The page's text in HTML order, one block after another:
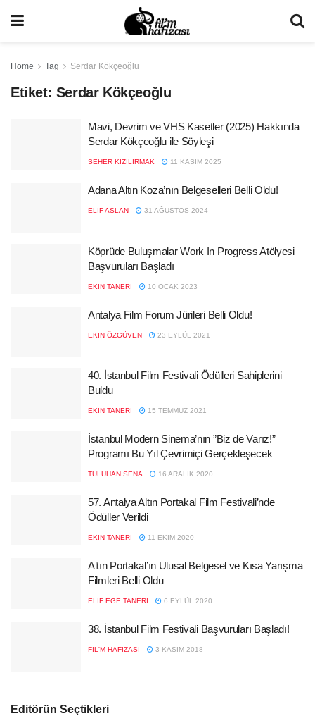
Home Tag Serdar Kökçeoğlu
Etiket: Serdar Kökçeoğlu
Mavi, Devrim ve VHS Kasetler (2025) Hakkında
Serdar Kökçeoğlu ile Söyleşi
SEHER KIZILIRMAK 11 KASIM 2025
Adana Altın Koza’nın Belgeselleri Belli Oldu!
ELIF ASLAN 31 AĞUSTOS 2024
Köprüde Buluşmalar Work In Progress Atölyesi
Başvuruları Başladı
EKIN TANERI 10 OCAK 2023
Antalya Film Forum Jürileri Belli Oldu!
EKIN ÖZGÜVEN 23 EYLÜL 2021
40. İstanbul Film Festivali Ödülleri Sahiplerini
Buldu
EKIN TANERI 15 TEMMUZ 2021
İstanbul Modern Sinema’nın ”Biz de Varız!”
Programı Bu Yıl Çevrimiçi Gerçekleşecek
TULUHAN SENA 16 ARALIK 2020
57. Antalya Altın Portakal Film Festivali’nde
Ödüller Verildi
EKIN TANERI 11 EKIM 2020
Altın Portakal’ın Ulusal Belgesel ve Kısa Yarışma
Filmleri Belli Oldu
ELIF EGE TANERI 6 EYLÜL 2020
38. İstanbul Film Festivali Başvuruları Başladı!
FIL'M HAFIZASI 3 KASIM 2018
Editörün Seçtikleri